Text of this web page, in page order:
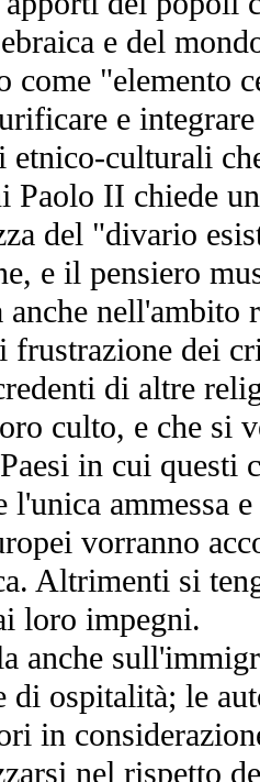
e del
come "elemento
e
etnico-culturali
Paolo II chiede
del "divario
e il pensiero
nell'ambito
frustrazione dei
di altre
culto, e che si
in cui questi
ammessa
vorranno
Altrimenti si
loro impegni.
anche
di ospitalità; le
in
nel rispetto